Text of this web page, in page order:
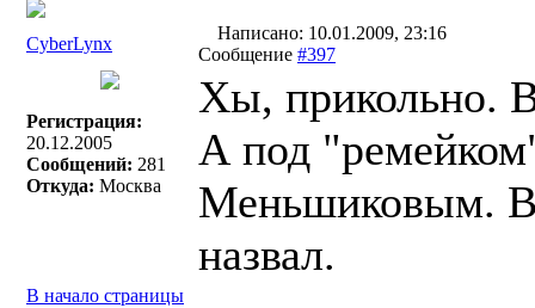
СyberLynx
Написано: 10.01.2009, 23:16
Сообщение #397
Регистрация:
20.12.2005
Сообщений: 281
Откуда: Москва
Хы, прикольно.
А под
Меньшиковым. В
назвал.
В начало страницы